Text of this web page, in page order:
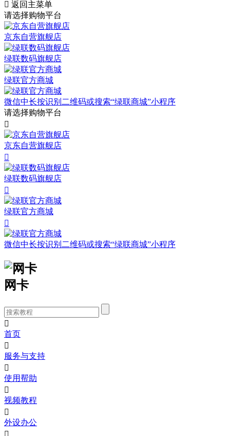
 返回主菜单
请选择购物平台
京东自营旗舰店
绿联数码旗舰店
绿联官方商城
微信中长按识别二维码或搜索“绿联商城”小程序
请选择购物平台

京东自营旗舰店

绿联数码旗舰店

绿联官方商城

微信中长按识别二维码或搜索“绿联商城”小程序
网卡

首页

服务与支持

使用帮助

视频教程

外设办公
